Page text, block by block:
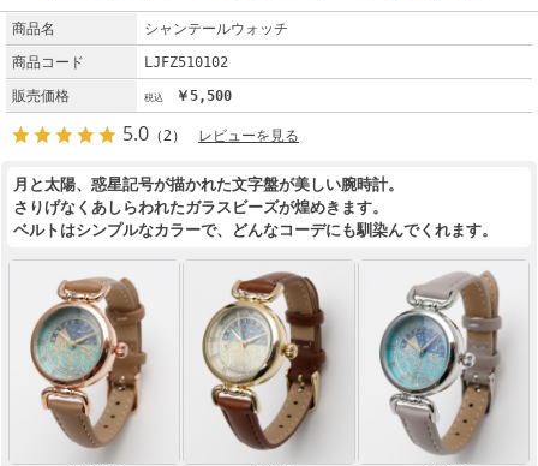
商品名
シャンテールウォッチ
商品コード
LJFZ510102
販売価格
￥5,500
5.0 （2） レビューを見る
月と太陽、惑星記号が描かれた文字盤が美しい腕時計。
さりげなくあしらわれたガラスビーズが煌めきます。
ベルトはシンプルなカラーで、どんなコーデにも馴染んでくれます。